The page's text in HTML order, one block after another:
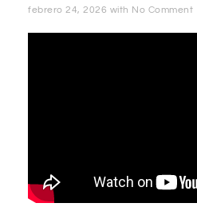
febrero 24, 2026 with No Comment